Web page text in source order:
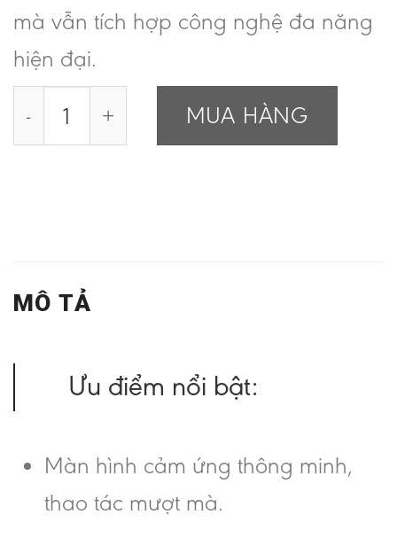
mà vẫn tích hợp công nghệ đa năng
hiện đại.
Máy laser Soprano 2in1 số lượng
MUA HÀNG
MÔ TẢ
Ưu điểm nổi bật:
Màn hình cảm ứng thông minh,
thao tác mượt mà.